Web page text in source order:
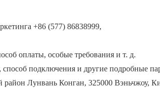
+86 (577) 86838999,
оплаты, особые требования и т. д.
способ подключения и другие подробные
Лунвань Конган, 325000 Вэньчжоу,